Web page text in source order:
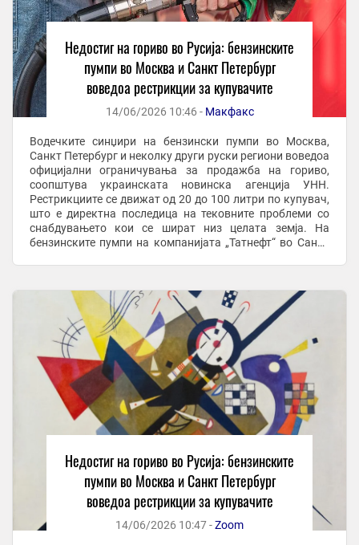
Недостиг на гориво во Русија: бензинските
пумпи во Москва и Санкт Петербург
воведоа рестрикции за купувачите
14/06/2026 10:46 - Макфакс
Водечките синџири на бензински пумпи во Москва,
Санкт Петербург и неколку други руски региони воведоа
официјални ограничувања за продажба на гориво,
соопштува украинската новинска агенција УНН.
Рестрикциите се движат од 20 до 100 литри по купувач,
што е директна последица на тековните проблеми со
снабдувањето кои се шират низ целата земја. На
бензинските пумпи на компанијата „Татнефт“ во Санкт
Недостиг на гориво во Русија: бензинските
пумпи во Москва и Санкт Петербург
воведоа рестрикции за купувачите
14/06/2026 10:47 -Zoom